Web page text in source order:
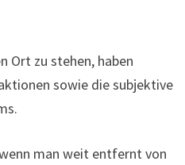
Ort zu stehen, haben
sowie die subjektive
man weit entfernt von